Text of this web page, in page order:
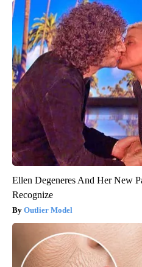
Ellen Degeneres And Her New
Recognize
Outlier Model